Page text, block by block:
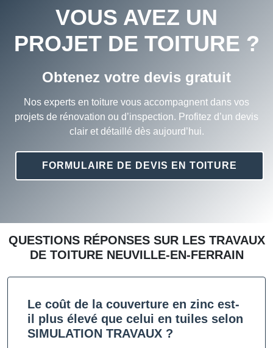
VOUS AVEZ UN
PROJET DE TOITURE ?
Obtenez votre devis gratuit
Nos experts en toiture vous accompagnent dans vos
projets de rénovation ou d’inspection. Profitez d’un devis
clair et détaillé dès aujourd’hui.
FORMULAIRE DE DEVIS EN TOITURE
QUESTIONS RÉPONSES SUR LES TRAVAUX
DE TOITURE NEUVILLE-EN-FERRAIN
Le coût de la couverture en zinc est-
il plus élevé que celui en tuiles selon
SIMULATION TRAVAUX ?